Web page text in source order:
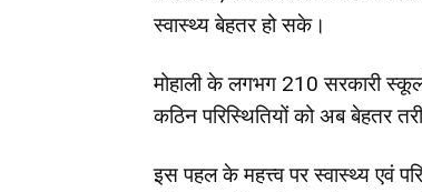
स्वास्थ्य बेहतर हो सके।
मोहाली के लगभग 210 सरकारी
कठिन परिस्थितियों को अब बेहतर
इस पहल के महत्त्व पर स्वास्थ्य एवं